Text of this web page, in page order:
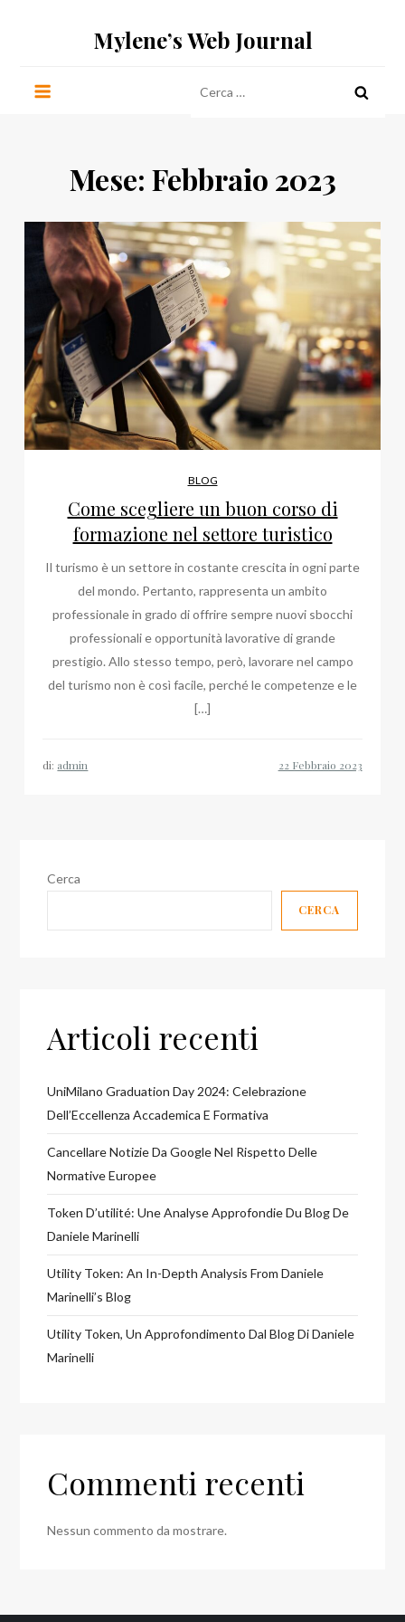
Mylene’s Web Journal
per:
Mese: Febbraio 2023
BLOG
Come scegliere un buon corso di
formazione nel settore turistico
Il turismo è un settore in costante crescita in ogni parte
del mondo. Pertanto, rappresenta un ambito
professionale in grado di offrire sempre nuovi sbocchi
professionali e opportunità lavorative di grande
prestigio. Allo stesso tempo, però, lavorare nel campo
del turismo non è così facile, perché le competenze e le
[…]
di: admin
Cerca
CERCA
Articoli recenti
UniMilano Graduation Day 2024: Celebrazione
Dell’Eccellenza Accademica E Formativa
Cancellare Notizie Da Google Nel Rispetto Delle
Normative Europee
Token D’utilité: Une Analyse Approfondie Du Blog De
Daniele Marinelli
Utility Token: An In-Depth Analysis From Daniele
Marinelli’s Blog
Utility Token, Un Approfondimento Dal Blog Di Daniele
Marinelli
Commenti recenti
Nessun commento da mostrare.